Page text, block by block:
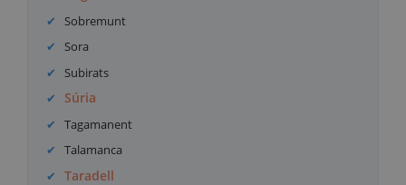
Sobremunt
Sora
Subirats
Súria
Tagamanent
Talamanca
Taradell